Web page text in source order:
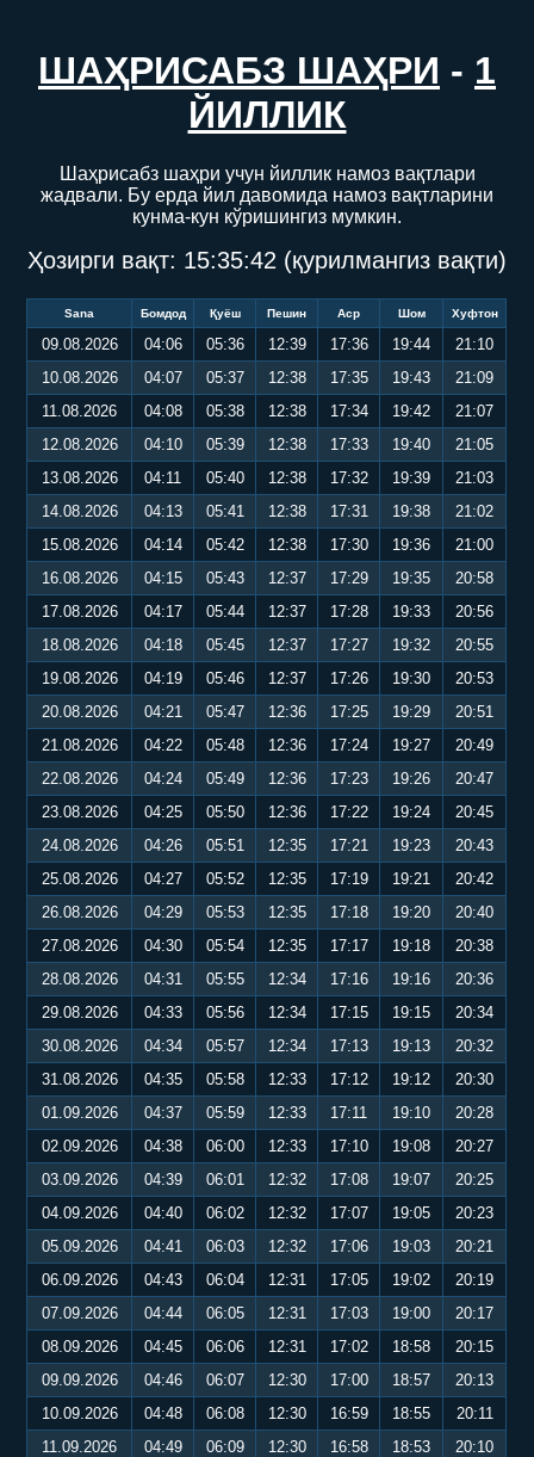
ШАҲРИСАБЗ ШАҲРИ - 1
ЙИЛЛИК
Шаҳрисабз шаҳри учун йиллик намоз вақтлари
жадвали. Бу ерда йил давомида намоз вақтларини
кунма-кун кўришингиз мумкин.
Ҳозирги вақт: 15:35:43 (қурилмангиз вақти)
Sana Бомдод Қуёш Пешин Аср Шом Хуфтон
09.08.2026 04:06 05:36 12:39 17:36 19:44
21:10
10.08.2026
04:07 05:37 12:38 17:35 19:43
21:09
11.08.2026
04:08 05:38 12:38 17:34 19:42
21:07
12.08.2026
04:10 05:39 12:38 17:33 19:40
21:05
13.08.2026
04:11 05:40 12:38 17:32 19:39
21:03
14.08.2026
04:13 05:41 12:38 17:31 19:38
21:02
15.08.2026
04:14 05:42 12:38 17:30 19:36
21:00
16.08.2026
04:15 05:43 12:37 17:29 19:35
20:58
17.08.2026
04:17 05:44 12:37 17:28 19:33
20:56
18.08.2026
04:18 05:45 12:37 17:27 19:32
20:55
19.08.2026
04:19 05:46 12:37 17:26 19:30
20:53
20.08.2026
04:21 05:47 12:36 17:25 19:29
20:51
21.08.2026
04:22 05:48 12:36 17:24 19:27
20:49
22.08.2026
04:24 05:49 12:36 17:23 19:26
20:47
23.08.2026
04:25 05:50 12:36 17:22 19:24
20:45
24.08.2026
04:26 05:51 12:35 17:21 19:23
20:43
25.08.2026
04:27 05:52 12:35 17:19 19:21
20:42
26.08.2026
04:29 05:53 12:35 17:18 19:20
20:40
27.08.2026
04:30 05:54 12:35 17:17 19:18
20:38
28.08.2026
04:31 05:55 12:34 17:16 19:16
20:36
29.08.2026
04:33 05:56 12:34 17:15 19:15
20:34
30.08.2026
04:34 05:57 12:34 17:13 19:13
20:32
31.08.2026
04:35 05:58 12:33 17:12 19:12
20:30
01.09.2026
04:37 05:59 12:33 17:11 19:10
20:28
02.09.2026
04:38 06:00 12:33 17:10 19:08
20:27
03.09.2026
04:39 06:01 12:32 17:08 19:07
20:25
04.09.2026
04:40 06:02 12:32 17:07 19:05
20:23
05.09.2026
04:41 06:03 12:32 17:06 19:03
20:21
06.09.2026
04:43 06:04 12:31 17:05 19:02
20:19
07.09.2026
04:44 06:05 12:31 17:03 19:00
20:17
08.09.2026
04:45 06:06 12:31 17:02 18:58
20:15
09.09.2026
04:46 06:07 12:30 17:00 18:57
20:13
10.09.2026
04:48 06:08 12:30 16:59 18:55
20:11
11.09.2026
04:49 06:09 12:30 16:58 18:53
20:10